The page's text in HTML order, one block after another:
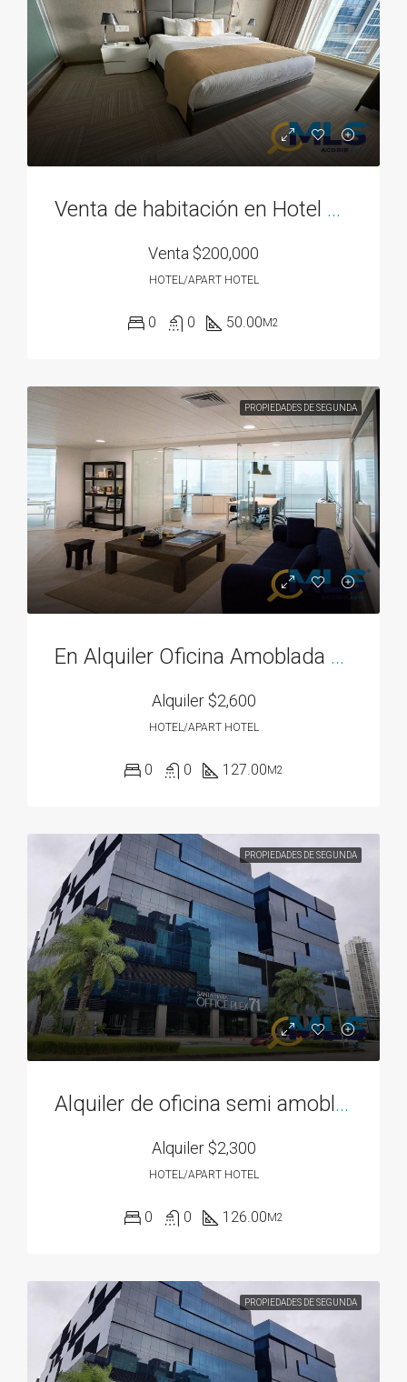
Venta de habitación en Hotel Golden Tower, Las Americas
Venta $200,000
HOTEL/APART HOTEL
0 0 50.00M2
PROPIEDADES DE SEGUNDA
En Alquiler Oficina Amoblada Ubicada en P.H. Costa del Este Financial Park
Alquiler$2,600
HOTEL/APART HOTEL
0 0 127.00M2
PROPIEDADES DE SEGUNDA
Alquiler de oficina semi amoblada, en Santa Maria Business District
Alquiler$2,300
HOTEL/APART HOTEL
0 0 126.00M2
PROPIEDADES DE SEGUNDA